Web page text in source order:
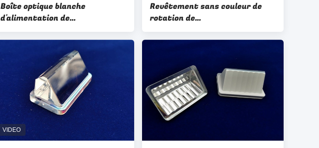
Boîte optique blanche
d'alimentation de
conception/d'énergie de
réverbères du moulage par
injection faite sur commande
d'OEM/ODM LED
Revêtement sans couleur de
rotation de
conception/d'optique PMMA
Ø40 heure de diamant à
commande d'OEM/ODM